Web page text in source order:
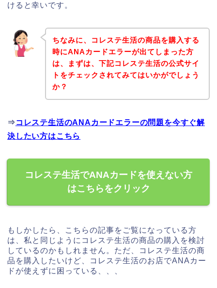
けると幸いです。
ちなみに、コレステ生活の商品を購入する
時にANAカードエラーが出てしまった方
は、まずは、下記コレステ生活の公式サイ
トをチェックされてみてはいかがでしょう
か？
⇒ コレステ生活のANAカードエラーの問題を今すぐ解
決したい方はこちら
コレステ生活でANAカードを使えない方
はこちらをクリック
もしかしたら、こちらの記事をご覧になっている方
は、私と同じようにコレステ生活の商品の購入を検討
しているのかもしれません。ただ、コレステ生活の商
品を購入したいけど、コレステ生活のお店でANAカー
ドが使えずに困っている、、、